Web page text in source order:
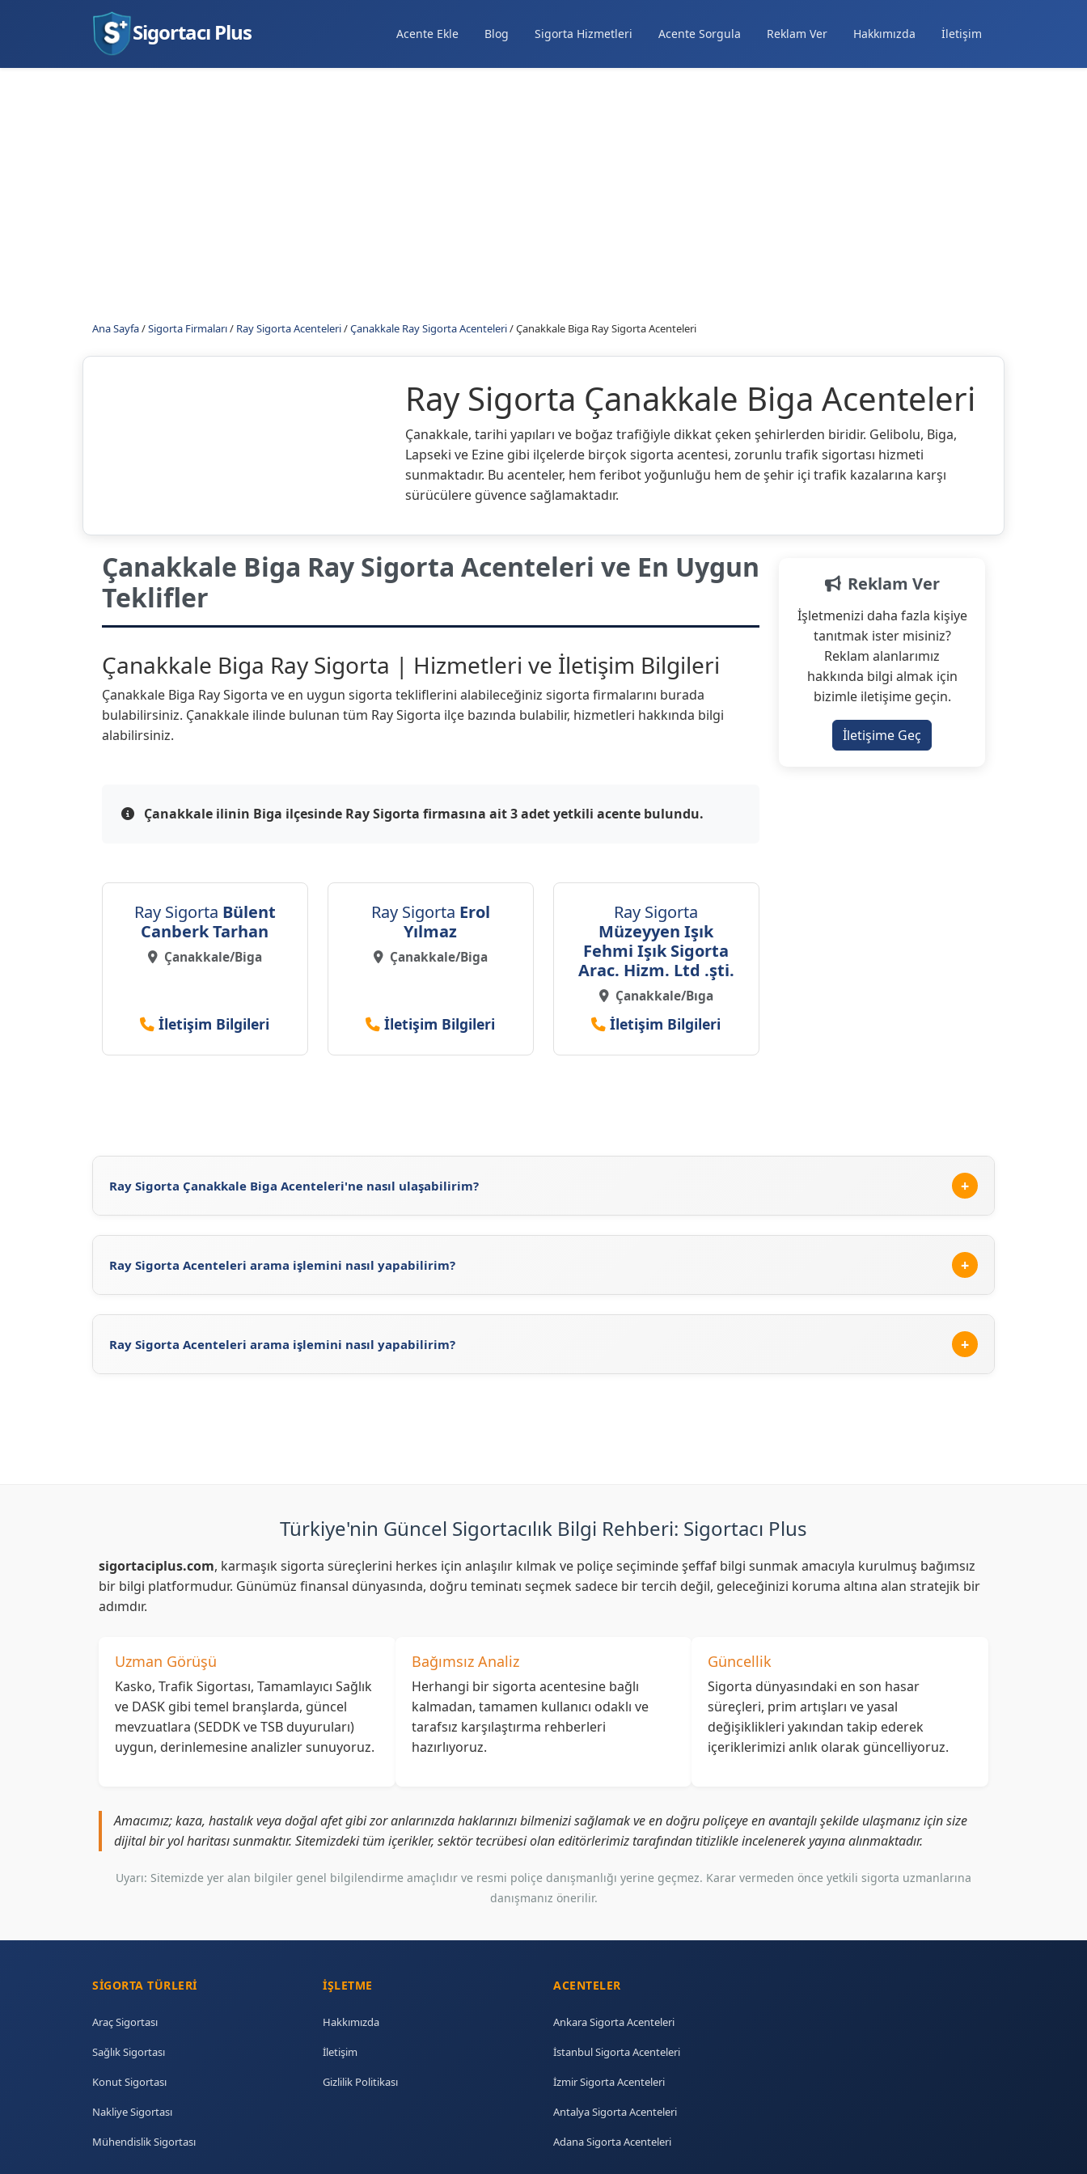
Sigortacı Plus Acente Ekle Blog Sigorta Hizmetleri Acente Sorgula Reklam Ver Hakkımızda İletişim
Ana Sayfa/Sigorta Firmaları/ Ray Sigorta Acenteleri/Çanakkale Ray Sigorta Acenteleri/Çanakkale Biga Ray Sigorta Acenteleri
Ray Sigorta Çanakkale Biga Acenteleri
Çanakkale, tarihi yapıları ve boğaz trafiğiyle dikkat çeken şehirlerden biridir. Gelibolu, Biga,
Lapseki ve Ezine gibi ilçelerde birçok sigorta acentesi, zorunlu trafik sigortası hizmeti
sunmaktadır. Bu acenteler, hem feribot yoğunluğu hem de şehir içi trafik kazalarına karşı
sürücülere güvence sağlamaktadır.
Çanakkale Biga Ray Sigorta Acenteleri ve En Uygun
Teklifler
Çanakkale Biga Ray Sigorta | Hizmetleri ve İletişim Bilgileri
Çanakkale Biga Ray Sigorta ve en uygun sigorta tekliflerini alabileceğiniz sigorta firmalarını burada
bulabilirsiniz. Çanakkale ilinde bulunan tüm Ray Sigorta ilçe bazında bulabilir, hizmetleri hakkında bilgi
alabilirsiniz.
Çanakkale ilinin Biga ilçesinde Ray Sigorta firmasına ait 3 adet yetkili acente bulundu.
Ray Sigorta Bülent
Canberk Tarhan
Çanakkale/Biga
İletişim Bilgileri
Ray Sigorta Erol
Yılmaz
Çanakkale/Biga
İletişim Bilgileri
Ray Sigorta
Müzeyyen Işık
Fehmi Işık Sigorta
Arac. Hizm. Ltd .şti.
Çanakkale/Bıga
İletişim Bilgileri
Reklam Ver
İşletmenizi daha fazla kişiye
tanıtmak ister misiniz?
Reklam alanlarımız
hakkında bilgi almak için
bizimle iletişime geçin.
İletişime Geç
Ray Sigorta Çanakkale Biga Acenteleri'ne nasıl ulaşabilirim? +
Sigorta'nun
Ray Sigorta Acenteleri arama işlemini nasıl yapabilirim? +
acentelerin iletişim bilgilerini ve konumlarını görebilirsiniz. Ayrıca, Ray Sigorta'nun
Acenteleri'ni inceleyerek Ray Sigorta acentelerine ulaşabilirsiniz.
Ray Sigorta Acenteleri arama işlemini nasıl yapabilirim? +
Türkiye'nin Güncel Sigortacılık Bilgi Rehberi: Sigortacı Plus
sigortaciplus.com, karmaşık sigorta süreçlerini herkes için anlaşılır kılmak ve poliçe seçiminde şeffaf bilgi sunmak amacıyla kurulmuş bağımsız
bir bilgi platformudur. Günümüz finansal dünyasında, doğru teminatı seçmek sadece bir tercih değil, geleceğinizi koruma altına alan stratejik bir
adımdır.
Uzman Görüşü
Kasko, Trafik Sigortası, Tamamlayıcı Sağlık
ve DASK gibi temel branşlarda, güncel
mevzuatlara (SEDDK ve TSB duyuruları)
uygun, derinlemesine analizler sunuyoruz.
Bağımsız Analiz
Herhangi bir sigorta acentesine bağlı
kalmadan, tamamen kullanıcı odaklı ve
tarafsız karşılaştırma rehberleri
hazırlıyoruz.
Güncellik
Sigorta dünyasındaki en son hasar
süreçleri, prim artışları ve yasal
değişiklikleri yakından takip ederek
içeriklerimizi anlık olarak güncelliyoruz.
Amacımız; kaza, hastalık veya doğal afet gibi zor anlarınızda haklarınızı bilmenizi sağlamak ve en doğru poliçeye en avantajlı şekilde ulaşmanız için size
dijital bir yol haritası sunmaktır. Sitemizdeki tüm içerikler, sektör tecrübesi olan editörlerimiz tarafından titizlikle incelenerek yayına alınmaktadır.
Uyarı: Sitemizde yer alan bilgiler genel bilgilendirme amaçlıdır ve resmi poliçe danışmanlığı yerine geçmez. Karar vermeden önce yetkili sigorta uzmanlarına
danışmanız önerilir.
SIGORTA TÜRLERI
Araç Sigortası
Sağlık Sigortası
Konut Sigortası
Nakliye Sigortası
Mühendislik Sigortası
İŞLETME
Hakkımızda
İletişim
Gizlilik Politikası
ACENTELER
Ankara Sigorta Acenteleri
İstanbul Sigorta Acenteleri
İzmir Sigorta Acenteleri
Antalya Sigorta Acenteleri
Adana Sigorta Acenteleri